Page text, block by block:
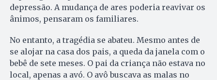
depressão. A mudança de ares poderia reavivar os
ânimos, pensaram os familiares.
No entanto, a tragédia se abateu. Mesmo antes de
se alojar na casa dos pais, a queda da janela com o
bebê de sete meses. O pai da criança não estava no
local, apenas a avó. O avô buscava as malas no